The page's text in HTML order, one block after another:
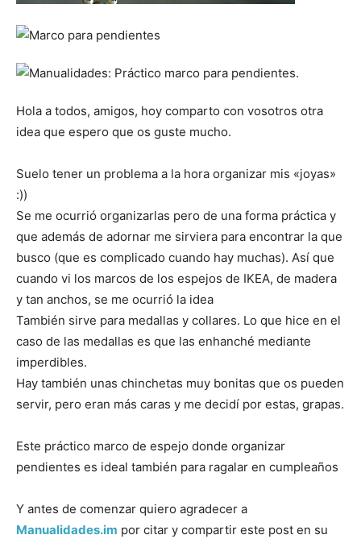
Hola a todos, amigos, hoy comparto con vosotros otra
idea que espero que os guste mucho.
Suelo tener un problema a la hora organizar mis «joyas»
:))
Se me ocurrió organizarlas pero de una forma práctica y
que además de adornar me sirviera para encontrar la que
busco (que es complicado cuando hay muchas). Así que
cuando vi los marcos de los espejos de IKEA, de madera
y tan anchos, se me ocurrió la idea
También sirve para medallas y collares. Lo que hice en el
caso de las medallas es que las enhanché mediante
imperdibles.
Hay también unas chinchetas muy bonitas que os pueden
servir, pero eran más caras y me decidí por estas, grapas.
Este práctico marco de espejo donde organizar
pendientes es ideal también para ragalar en cumpleaños
Y antes de comenzar quiero agradecer a
Manualidades.im por citar y compartir este post en su